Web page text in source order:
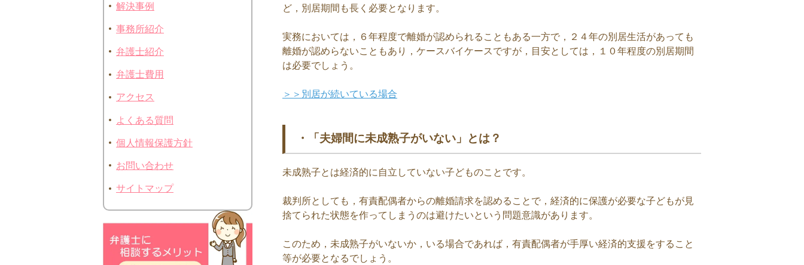
解決事例
事務所紹介
弁護士紹介
弁護士費用
アクセス
よくある質問
個人情報保護方針
お問い合わせ
サイトマップ
ど，別居期間も長く必要となります。
実務においては，６年程度で離婚が認められることもある一方で，２４年の別居生活があっても
離婚が認めらないこともあり，ケースバイケースですが，目安としては，１０年程度の別居期間
は必要でしょう。
＞＞別居が続いている場合
・「夫婦間に未成熟子がいない」とは？
未成熟子とは経済的に自立していない子どものことです。
裁判所としても，有責配偶者からの離婚請求を認めることで，経済的に保護が必要な子どもが見
捨てられた状態を作ってしまうのは避けたいという問題意識があります。
このため，未成熟子がいないか，いる場合であれば，有責配偶者が手厚い経済的支援をすること
等が必要となるでしょう。